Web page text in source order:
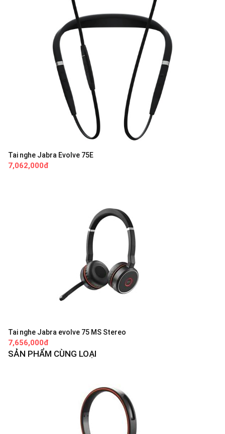
Tai nghe Jabra Evolve 75E
7,062,000đ
Tai nghe Jabra evolve 75 MS Stereo
7,656,000đ
SẢN PHẨM CÙNG LOẠI